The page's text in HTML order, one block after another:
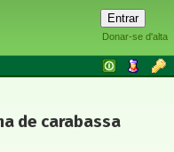
Donar-se d'alta
de carabassa